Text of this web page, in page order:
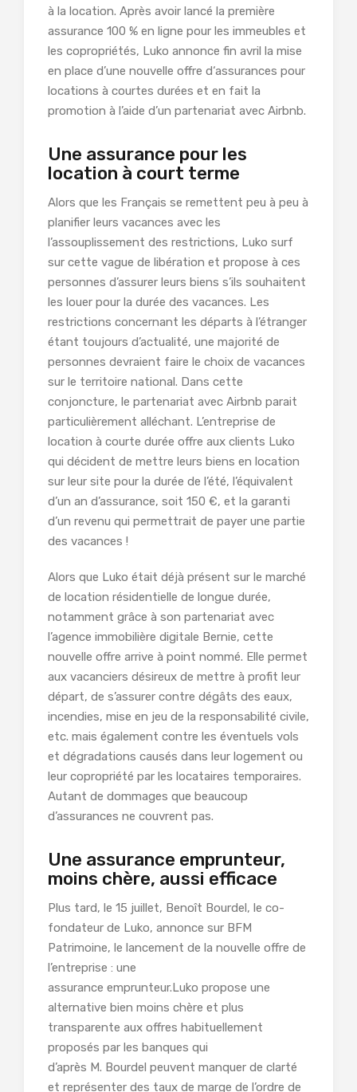
à la location. Après avoir lancé la première
assurance 100 % en ligne pour les immeubles et
les copropriétés, Luko annonce fin avril la mise
en place d’une nouvelle offre d‘assurances pour
locations à courtes durées et en fait la
promotion à l’aide d’un partenariat avec Airbnb.
Une assurance pour les
location à court terme
Alors que les Français se remettent peu à peu à
planifier leurs vacances avec les
l’assouplissement des restrictions, Luko surf
sur cette vague de libération et propose à ces
personnes d’assurer leurs biens s’ils souhaitent
les louer pour la durée des vacances. Les
restrictions concernant les départs à l’étranger
étant toujours d’actualité, une majorité de
personnes devraient faire le choix de vacances
sur le territoire national. Dans cette
conjoncture, le partenariat avec Airbnb parait
particulièrement alléchant. L’entreprise de
location à courte durée offre aux clients Luko
qui décident de mettre leurs biens en location
sur leur site pour la durée de l’été, l’équivalent
d’un an d’assurance, soit 150 €, et la garanti
d’un revenu qui permettrait de payer une partie
des vacances !
Alors que Luko était déjà présent sur le marché
de location résidentielle de longue durée,
notamment grâce à son partenariat avec
l’agence immobilière digitale Bernie, cette
nouvelle offre arrive à point nommé. Elle permet
aux vacanciers désireux de mettre à profit leur
départ, de s’assurer contre dégâts des eaux,
incendies, mise en jeu de la responsabilité civile,
etc. mais également contre les éventuels vols
et dégradations causés dans leur logement ou
leur copropriété par les locataires temporaires.
Autant de dommages que beaucoup
d’assurances ne couvrent pas.
Une assurance emprunteur,
moins chère, aussi efficace
Plus tard, le 15 juillet, Benoît Bourdel, le co-
fondateur de Luko, annonce sur BFM
Patrimoine, le lancement de la nouvelle offre de
l’entreprise : une
assurance emprunteur.Luko propose une
alternative bien moins chère et plus
transparente aux offres habituellement
proposés par les banques qui
d’après M. Bourdel peuvent manquer de clarté
et représenter des taux de marge de l’ordre de